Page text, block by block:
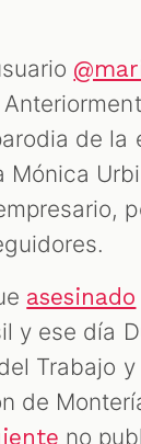
de la
Mónica
asesinado
y ese día
Trabajo
de
no